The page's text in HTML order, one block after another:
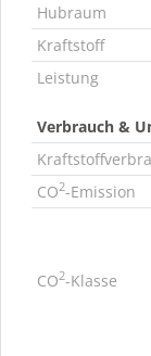
Hubraum
Kraftstoff
Leistung
Verbrauch &
CO2-Emission
CO2-Klasse